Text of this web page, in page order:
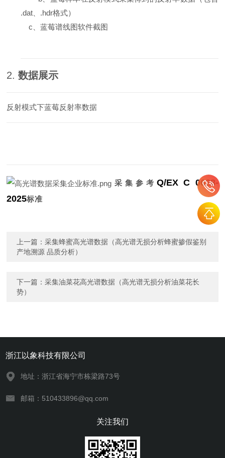
.dat、.hdr格式）
c、蓝莓谱线图软件截图
2.数据展示
反射模式下蓝莓反射率数据
采集参考Q/EX C 0628-
2025标准
上一篇：采集蜂蜜高光谱数据（高光谱无损分析蜂蜜掺假鉴别
产地溯源 品质分析）
下一篇：采集油菜花高光谱数据（高光谱无损分析油菜花长
势）
浙江以象科技有限公司
地址：浙江省海宁市栋梁路73号
邮箱：510433896@qq.com
关注我们